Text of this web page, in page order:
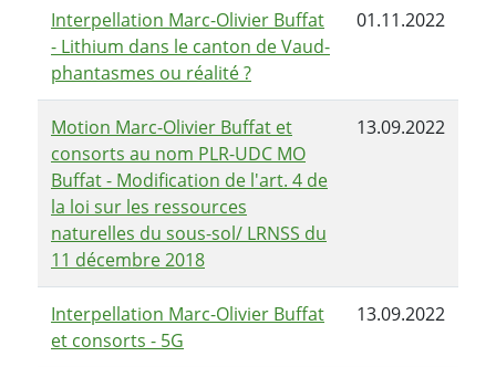
Interpellation Marc-Olivier Buffat
- Lithium dans le canton de Vaud-
phantasmes ou réalité ?
01.11.2022
Motion Marc-Olivier Buffat et
consorts au nom PLR-UDC MO
Buffat - Modification de l'art. 4 de
la loi sur les ressources
naturelles du sous-sol/ LRNSS du
11 décembre 2018
13.09.2022
Interpellation Marc-Olivier Buffat
et consorts - 5G
13.09.2022